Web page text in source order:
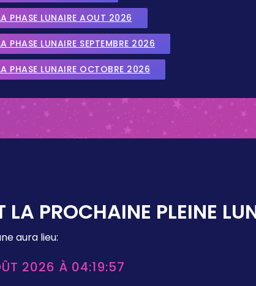
PHASE LUNAIRE AOUT 2026
PHASE LUNAIRE SEPTEMBRE 2026
PHASE LUNAIRE OCTOBRE 2026
LA PROCHAINE PLEINE
aura lieu:
2026 À 04:19:57